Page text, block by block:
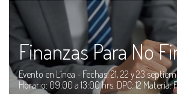
Finanzas Para No
Evento en Línea - Fechas: 21, 22 y 23
Horario: 09:00 a 13:00 hrs. DPC: 12 Materia: